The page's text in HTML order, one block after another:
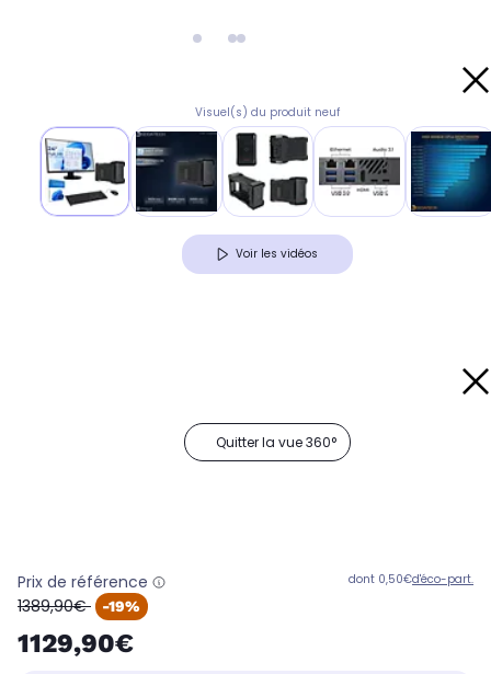
Visuel(s) du produit neuf
Voir les vidéos
Quitter la vue 360°
Prix de référence
oldPrice
1389,90€ -19%
1129,90€
dont 0,50€d'éco-part.